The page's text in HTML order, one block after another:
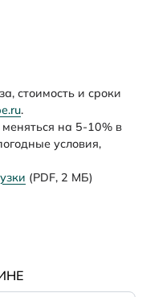
стоимость и сроки
.
на 5-10% в
условия,
(PDF, 2 МБ)